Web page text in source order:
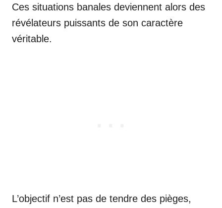
Ces situations banales deviennent alors des
révélateurs puissants de son caractère
véritable.
L’objectif n’est pas de tendre des pièges,